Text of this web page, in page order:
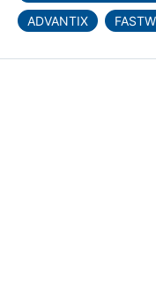
ADVANTIX